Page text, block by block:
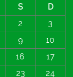
S
D
2
3
9
10
16
17
23
24